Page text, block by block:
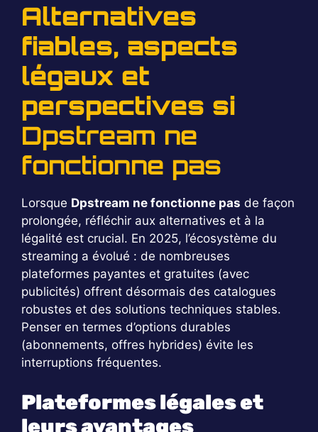
Alternatives
fiables, aspects
légaux et
perspectives si
Dpstream ne
fonctionne pas
Lorsque Dpstream ne fonctionne pas de façon
prolongée, réfléchir aux alternatives et à la
légalité est crucial. En 2025, l’écosystème du
streaming a évolué : de nombreuses
plateformes payantes et gratuites (avec
publicités) offrent désormais des catalogues
robustes et des solutions techniques stables.
Penser en termes d’options durables
(abonnements, offres hybrides) évite les
interruptions fréquentes.
Plateformes légales et
leurs avantages